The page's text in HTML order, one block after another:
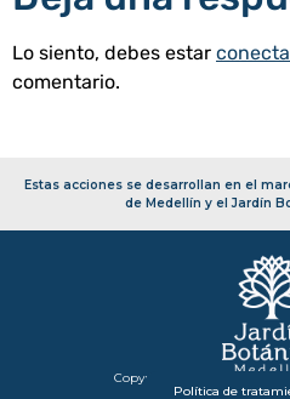
Lo siento, debes estar
comentario.
Copyright 2026 – Secretaría
Política de